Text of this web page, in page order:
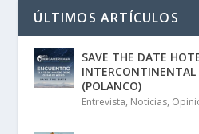
ÚLTIMOS ARTÍCULOS
SAVE THE DATE
INTERCONTINENTAL
(POLANCO)
Entrevista, Noticias,